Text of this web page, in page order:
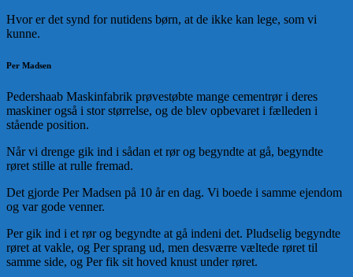
Hvor er det synd for nutidens børn, at de ikke kan lege, som vi
kunne.
Per Madsen
Pedershaab Maskinfabrik prøvestøbte mange cementrør i deres
maskiner også i stor størrelse, og de blev opbevaret i fælleden i
stående position.
Når vi drenge gik ind i sådan et rør og begyndte at gå, begyndte
røret stille at rulle fremad.
Det gjorde Per Madsen på 10 år en dag. Vi boede i samme ejendom
og var gode venner.
Per gik ind i et rør og begyndte at gå indeni det. Pludselig begyndte
røret at vakle, og Per sprang ud, men desværre væltede røret til
samme side, og Per fik sit hoved knust under røret.